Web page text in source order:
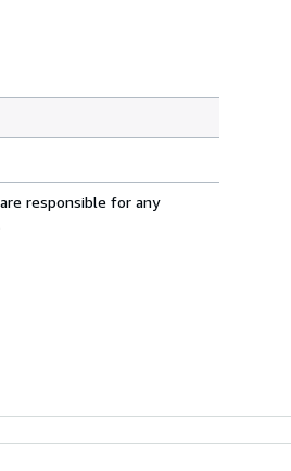
responsible for any